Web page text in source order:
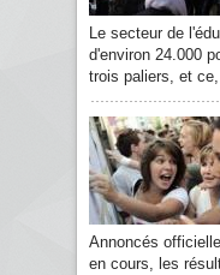
Le secteur de
d'environ 24.000
trois paliers, et
Annoncés
en cours, les